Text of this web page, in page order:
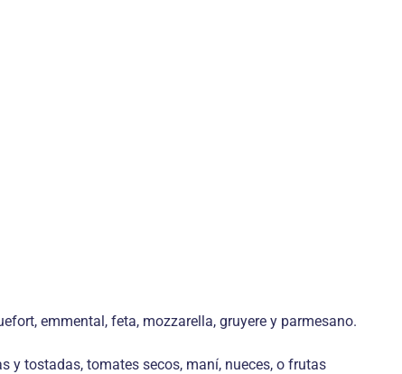
emmental, feta, mozzarella, gruyere y parmesano.
y tostadas, tomates secos, maní, nueces, o frutas